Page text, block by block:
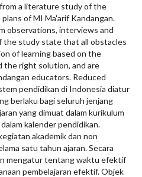
a literature study of the
of MI Ma'arif Kandangan.
observations, interviews and
study state that all obstacles
of learning based on the
the right solution, and are
educators. Reduced
pendidikan di Indonesia diatur
berlaku bagi seluruh jenjang
yang dimuat dalam kurikulum
kalender pendidikan.
akademik dan non
satu tahun ajaran. Secara
mengatur tentang waktu efektif
pembelajaran efektif. Objek